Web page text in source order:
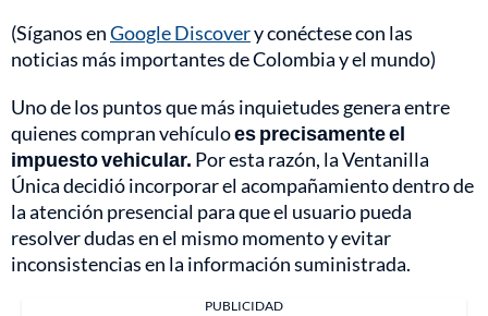
(Síganos enGoogle Discovery conéctese con las
noticias más importantes de Colombia y el mundo)
Uno de los puntos que más inquietudes genera entre
quienes compran vehículoes precisamente el
impuesto vehicular. Por esta razón, la Ventanilla
Única decidió incorporar el acompañamiento dentro de
la atención presencial para que el usuario pueda
resolver dudas en el mismo momento y evitar
inconsistencias en la información suministrada.
PUBLICIDAD